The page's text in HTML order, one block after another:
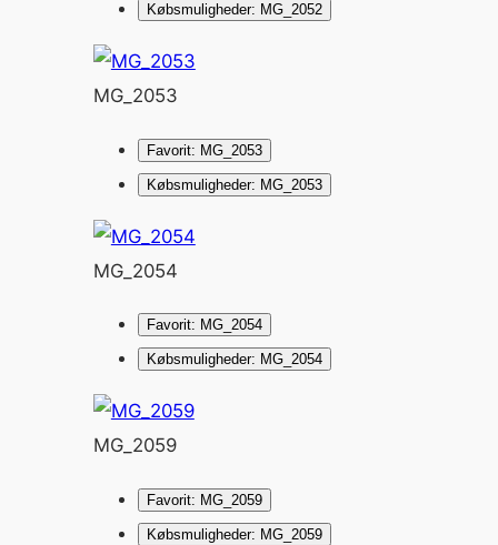
Købsmuligheder: MG_2052
MG_2053
Favorit: MG_2053
Købsmuligheder: MG_2053
MG_2054
Favorit: MG_2054
Købsmuligheder: MG_2054
MG_2059
Favorit: MG_2059
Købsmuligheder: MG_2059